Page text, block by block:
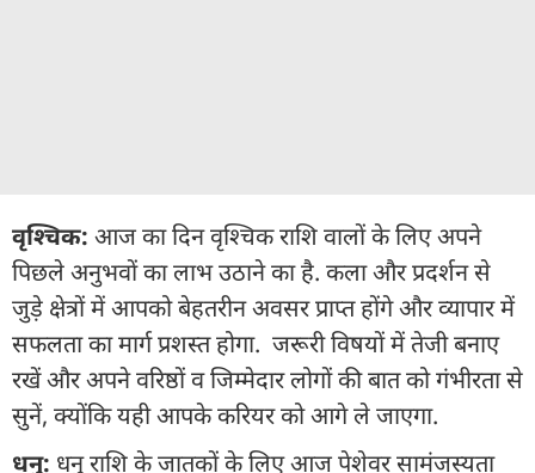
वृश्चिक: आज का दिन वृश्चिक राशि वालों के लिए अपने
पिछले अनुभवों का लाभ उठाने का है. कला और प्रदर्शन से
जुड़े क्षेत्रों में आपको बेहतरीन अवसर प्राप्त होंगे और व्यापार में
सफलता का मार्ग प्रशस्त होगा. जरूरी विषयों में तेजी बनाए
रखें और अपने वरिष्ठों व जिम्मेदार लोगों की बात को गंभीरता से
सुनें, क्योंकि यही आपके करियर को आगे ले जाएगा.
धनु: धनु राशि के जातकों के लिए आज पेशेवर सामंजस्यता